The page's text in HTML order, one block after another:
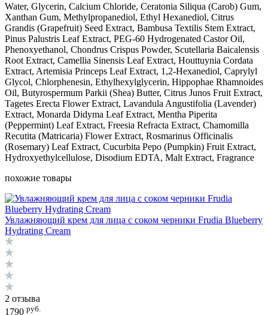
Water, Glycerin, Calcium Chloride, Ceratonia Siliqua (Carob) Gum,
Xanthan Gum, Methylpropanediol, Ethyl Hexanediol, Citrus
Grandis (Grapefruit) Seed Extract, Bambusa Textilis Stem Extract,
Pinus Palustris Leaf Extract, PEG-60 Hydrogenated Castor Oil,
Phenoxyethanol, Chondrus Crispus Powder, Scutellaria Baicalensis
Root Extract, Camellia Sinensis Leaf Extract, Houttuynia Cordata
Extract, Artemisia Princeps Leaf Extract, 1,2-Hexanediol, Caprylyl
Glycol, Chlorphenesin, Ethylhexylglycerin, Hippophae Rhamnoides
Oil, Butyrospermum Parkii (Shea) Butter, Citrus Junos Fruit Extract,
Tagetes Erecta Flower Extract, Lavandula Angustifolia (Lavender)
Extract, Monarda Didyma Leaf Extract, Mentha Piperita
(Peppermint) Leaf Extract, Freesia Refracta Extract, Chamomilla
Recutita (Matricaria) Flower Extract, Rosmarinus Officinalis
(Rosemary) Leaf Extract, Cucurbita Pepo (Pumpkin) Fruit Extract,
Hydroxyethylcellulose, Disodium EDTA, Malt Extract, Fragrance
похожие товары
Увлажняющий крем для лица с соком черники Frudia Blueberry
Hydrating Cream
2 отзыва
1790 руб.